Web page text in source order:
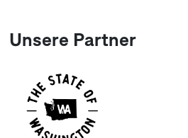
Unsere Partner